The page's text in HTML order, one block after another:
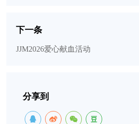
下一条
JJM2026爱心献血活动
分享到